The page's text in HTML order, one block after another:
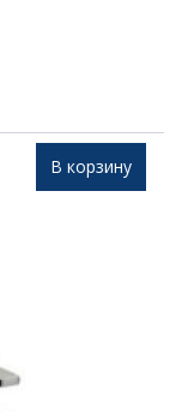
В корзину